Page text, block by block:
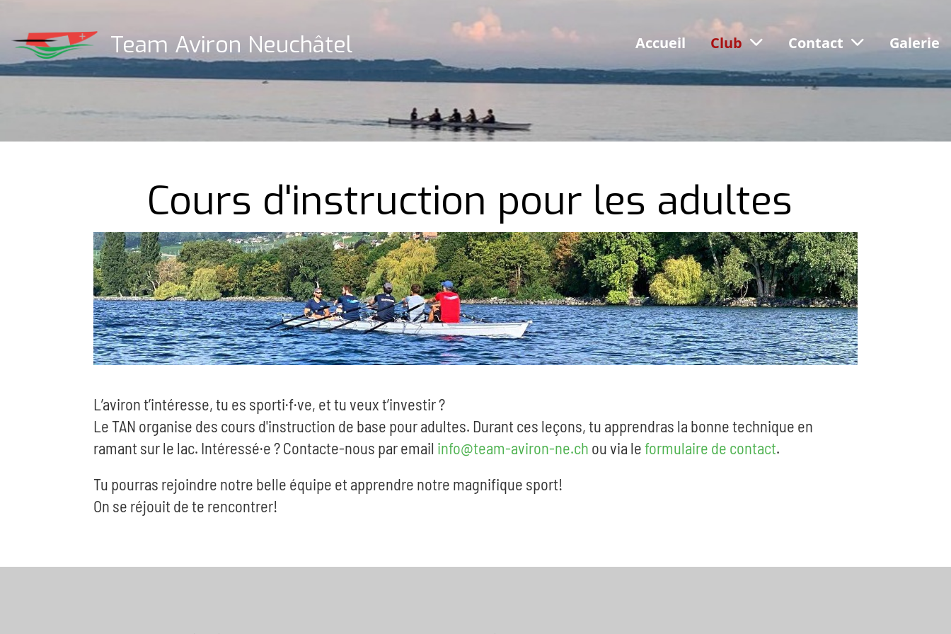
Accueil Club Contact Galerie
Team Aviron Neuchâtel
Cours d'instruction pour les adultes
L’aviron t’intéresse, tu es sporti·f·ve, et tu veux t’investir ?
Le TAN organise des cours d'instruction de base pour adultes. Durant ces leçons, tu apprendras la bonne technique en
ramant sur le lac. Intéressé·e ? Contacte-nous par email info@team-aviron-ne.ch ou via leformulaire de contact.
Tu pourras rejoindre notre belle équipe et apprendre notre magnifique sport!
On se réjouit de te rencontrer!